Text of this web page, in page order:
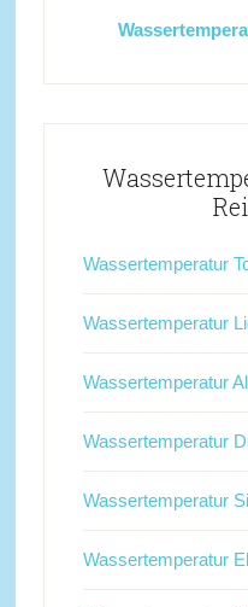
Wassertemperatur
Wassertemperatur
Wassertemperatur
Wassertemperatur
Wassertemperatur
Wassertemperatur